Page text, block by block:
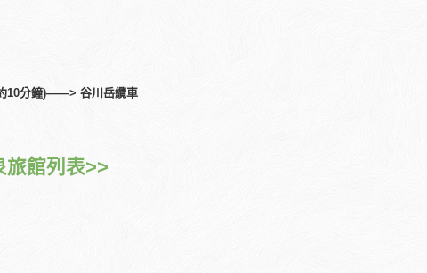
10分鐘)——> 谷川岳纜車
旅館列表>>